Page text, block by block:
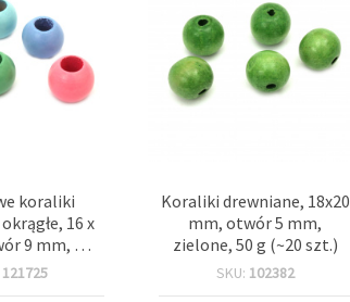
koraliki
16 x
9 mm, mix
– 10 szt.
121725
Koraliki drewniane, 18x20
mm, otwór 5 mm,
zielone, 50 g (~20 szt.)
SKU: 102382